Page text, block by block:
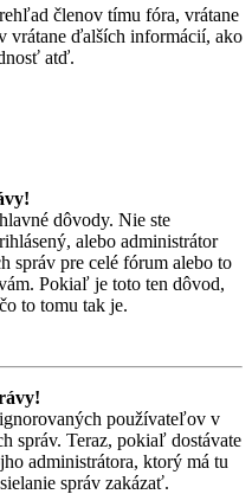
členov tímu fóra, vrátane
vrátane ďalších informácií, ako
atď.
dôvody. Nie ste
alebo administrátor
správ pre celé fórum alebo to
Pokiaľ je toto ten dôvod,
to tomu tak je.
používateľov v
správ. Teraz, pokiaľ dostávate
administrátora, ktorý má tu
správ zakázať.